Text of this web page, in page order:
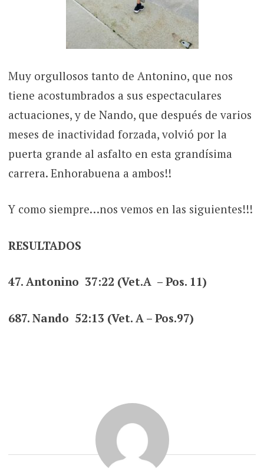
Muy orgullosos tanto de Antonino, que nos
tiene acostumbrados a sus espectaculares
actuaciones, y de Nando, que después de varios
meses de inactividad forzada, volvió por la
puerta grande al asfalto en esta grandísima
carrera. Enhorabuena a ambos!!
Y como siempre…nos vemos en las siguientes!!!
RESULTADOS
47. Antonino 37:22 (Vet.A – Pos. 11)
687. Nando 52:13 (Vet. A – Pos.97)